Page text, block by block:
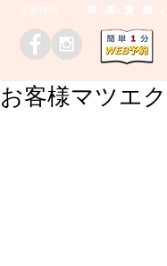
営業時間 10：00～20：00 (
お客様マツエ